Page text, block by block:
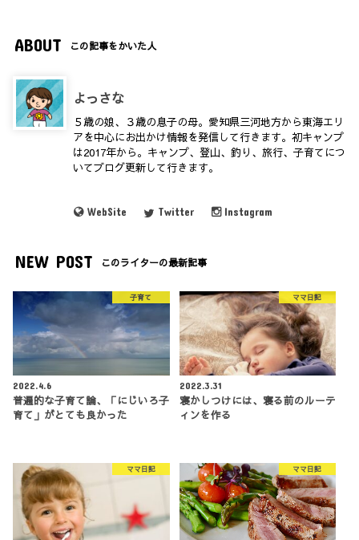
ABOUT この記事をかいた人
よっさな
５歳の娘、３歳の息子の母。愛知県三河地方から東海エリ
アを中心にお出かけ情報を発信して行きます。初キャンプ
は2017年から。キャンプ、登山、釣り、旅行、子育てにつ
いてブログ更新して行きます。
WebSite Twitter Instagram
NEW POST このライターの最新記事
子育て
2022.4.6
普遍的な子育て論、「にじいろ子
育て」がとても良かった
ママ日記
2022.3.31
寝かしつけには、寝る前のルーテ
ィンを作る
ママ日記 ママ日記